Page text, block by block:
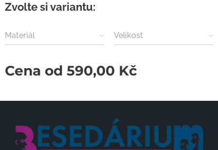
Zvolte si variantu:
Materiál Velikost
Cena od 590,00 Kč